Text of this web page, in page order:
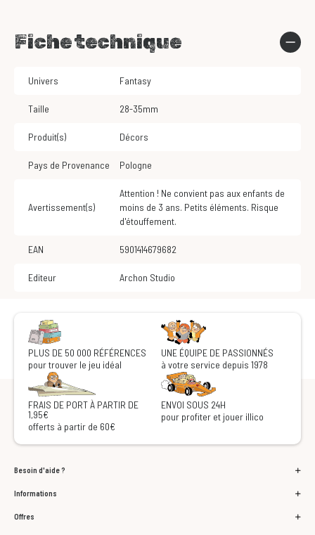
Fiche technique
Univers Fantasy
Taille 28-35mm
Produit(s) Décors
Pays de Provenance Pologne
Avertissement(s)
Attention ! Ne convient pas aux enfants de
moins de 3 ans. Petits éléments. Risque
d'étouffement.
EAN 5901414679682
Editeur Archon Studio
PLUS DE 50 000 RÉFÉRENCES
pour trouver le jeu idéal
UNE ÉQUIPE DE PASSIONNÉS
à votre service depuis 1978
FRAIS DE PORT À PARTIR DE
1,95€
offerts à partir de 60€
ENVOI SOUS 24H
pour profiter et jouer illico
Besoin d'aide ?
Informations
Offres